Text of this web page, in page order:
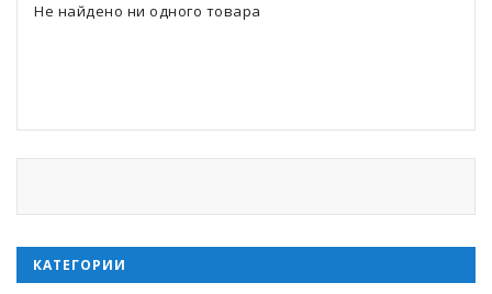
Не найдено ни одного товара
КАТЕГОРИИ